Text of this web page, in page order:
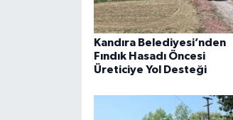
Kandıra Belediyesi’nden
Fındık Hasadı Öncesi
Üreticiye Yol Desteği